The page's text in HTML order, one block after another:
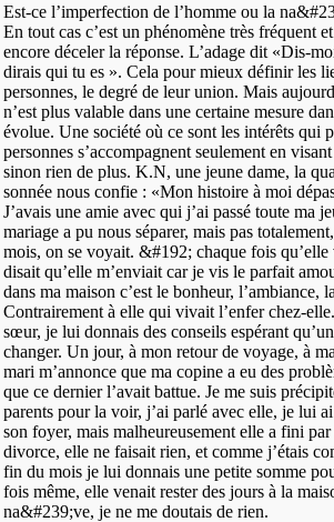
Est-ce l’imperfection de l’homme ou la
En tout cas c’est un phénomène très fréquent
encore déceler la réponse. L’adage dit «Dis-
dirais qui tu es ». Cela pour mieux définir les
personnes, le degré de leur union. Mais
n’est plus valable dans une certaine mesure
évolue. Une société où ce sont les intérêts qui
personnes s’accompagnent seulement en
sinon rien de plus. K.N, une jeune dame, la
sonnée nous confie : «Mon histoire à moi
J’avais une amie avec qui j’ai passé toute ma
mariage a pu nous séparer, mais pas
mois, on se voyait. &#192; chaque fois
disait qu’elle m’enviait car je vis le parfait
dans ma maison c’est le bonheur, l’ambiance,
Contrairement à elle qui vivait l’enfer chez-
sœur, je lui donnais des conseils espérant
changer. Un jour, à mon retour de voyage, à
mari m’annonce que ma copine a eu des
que ce dernier l’avait battue. Je me suis
parents pour la voir, j’ai parlé avec elle, je lui
son foyer, mais malheureusement elle a fini
divorce, elle ne faisait rien, et comme j’étais
fin du mois je lui donnais une petite somme
fois même, elle venait rester des jours à la
na&#239;ve, je ne me doutais de rien.